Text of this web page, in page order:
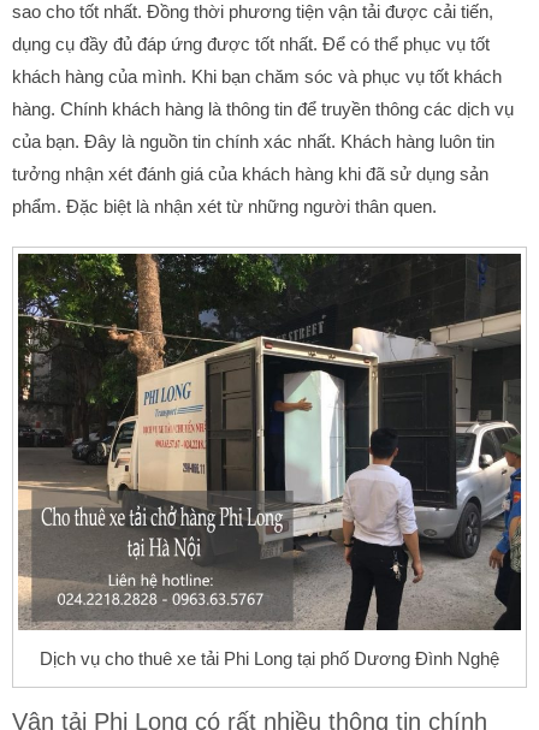
sao cho tốt nhất. Đồng thời phương tiện vận tải được cải tiến,
dụng cụ đầy đủ đáp ứng được tốt nhất. Để có thể phục vụ tốt
khách hàng của mình. Khi bạn chăm sóc và phục vụ tốt khách
hàng. Chính khách hàng là thông tin để truyền thông các dịch vụ
của bạn. Đây là nguồn tin chính xác nhất. Khách hàng luôn tin
tưởng nhận xét đánh giá của khách hàng khi đã sử dụng sản
phẩm. Đặc biệt là nhận xét từ những người thân quen.
Dịch vụ cho thuê xe tải Phi Long tại phố Dương Đình Nghệ
Vận tải Phi Long có rất nhiều thông tin chính